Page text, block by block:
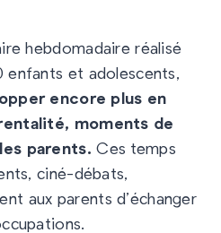
hebdomadaire réalisé
enfants et adolescents,
encore plus en
moments de
parents. Ces temps
ciné-débats,
aux parents d’échanger